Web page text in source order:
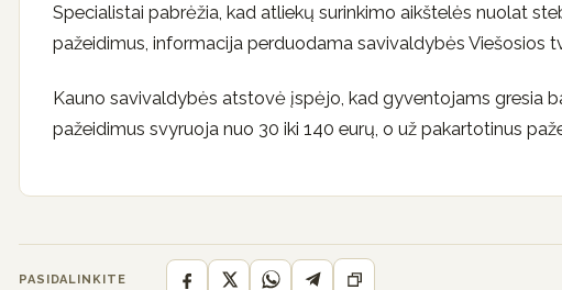
Specialistai pabrėžia, kad atliekų surinkimo aikštelės nuolat
pažeidimus, informacija perduodama savivaldybės Viešosios
Kauno savivaldybės atstovė įspėjo, kad gyventojams gresia
pažeidimus svyruoja nuo 30 iki 140 eurų, o už pakartotinus
PASIDALINKITE